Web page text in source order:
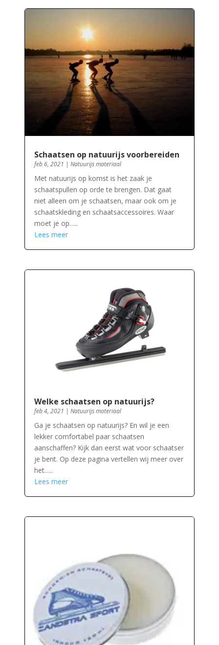
Schaatsen op natuurijs voorbereiden
feb 6, 2021 | Natuurijs materiaal
Met natuurijs op komst is het zaak je
schaatspullen op orde te brengen. Dat gaat
niet alleen om je schaatsen, maar ook om je
schaatskleding en schaatsaccessoires. Waar
moet je op…..
Lees meer
Welke schaatsen op natuurijs?
feb 4, 2021 | Natuurijs materiaal
Ga je schaatsen op natuurijs? En wil je een
lekker comfortabel paar schaatsen
aanschaffen? Kijk dan eerst wat voor schaatser
je bent. Op deze pagina vertellen wij meer over
het…..
Lees meer